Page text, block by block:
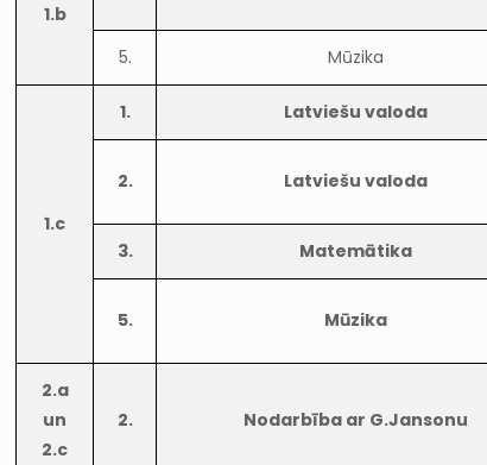
1.b
5. Mūzika
1.c
1. Latviešu valoda
2. Latviešu valoda
3. Matemātika
5. Mūzika
2.a
un
2.c
2. Nodarbība ar G.Jansonu